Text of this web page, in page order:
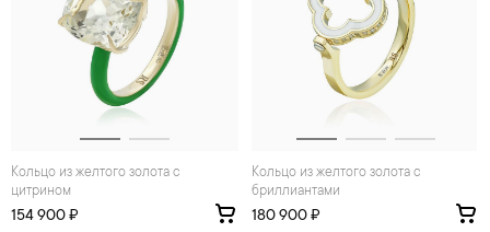
Кольцо из желтого золота с
цитрином
154 900 ₽
Кольцо из желтого золота с
бриллиантами
180 900 ₽